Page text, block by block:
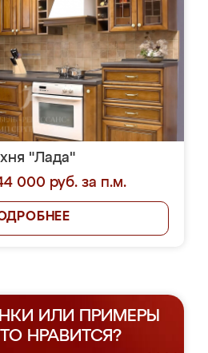
"Лада"
000 руб. за п.м.
ИЛИ ПРИМЕРЫ
НРАВИТСЯ?